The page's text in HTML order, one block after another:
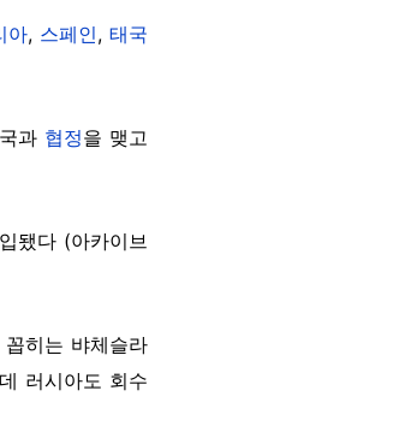
아, 스페인,태국
과 협정을 맺고
됐다 (아카이브
히는 뱌체슬라
러시아도 회수